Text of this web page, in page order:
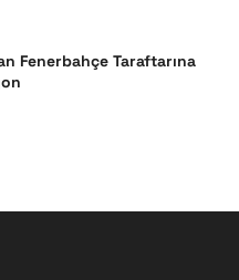
Fenerbahçe Taraftarına